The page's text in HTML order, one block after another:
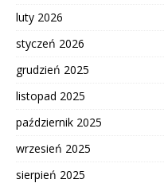
luty 2026
styczeń 2026
grudzień 2025
listopad 2025
październik 2025
wrzesień 2025
sierpień 2025